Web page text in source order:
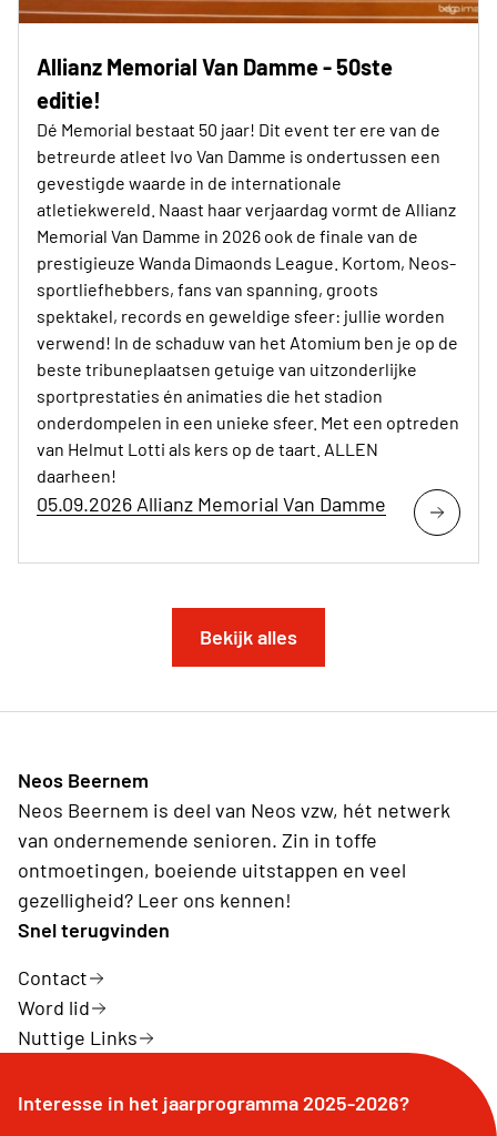
Allianz Memorial Van Damme - 50ste
editie!
Dé Memorial bestaat 50 jaar! Dit event ter ere van de
betreurde atleet Ivo Van Damme is ondertussen een
gevestigde waarde in de internationale
atletiekwereld. Naast haar verjaardag vormt de Allianz
Memorial Van Damme in 2026 ook de finale van de
prestigieuze Wanda Dimaonds League. Kortom, Neos-
sportliefhebbers, fans van spanning, groots
spektakel, records en geweldige sfeer: jullie worden
verwend! In de schaduw van het Atomium ben je op de
beste tribuneplaatsen getuige van uitzonderlijke
sportprestaties én animaties die het stadion
onderdompelen in een unieke sfeer. Met een optreden
van Helmut Lotti als kers op de taart. ALLEN
daarheen!
05.09.2026 Allianz Memorial Van Damme
Bekijk alles
Neos Beernem
Neos Beernem is deel van Neos vzw, hét netwerk
van ondernemende senioren. Zin in toffe
ontmoetingen, boeiende uitstappen en veel
gezelligheid? Leer ons kennen!
Snel terugvinden
Contact
Word lid
Nuttige Links
Interesse in het jaarprogramma 2025-2026?